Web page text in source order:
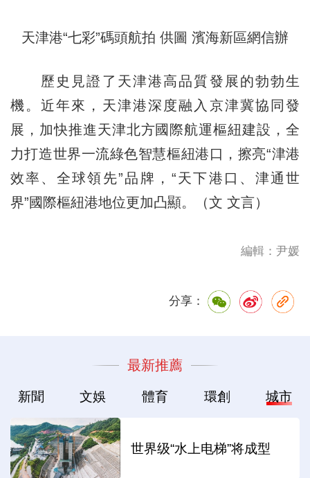
天津港“七彩”碼頭航拍 供圖 濱海新區網信辦
歷史見證了天津港高品質發展的勃勃生
機。近年來，天津港深度融入京津冀協同發
展，加快推進天津北方國際航運樞紐建設，全
力打造世界一流綠色智慧樞紐港口，擦亮“津港
效率、全球領先”品牌，“天下港口、津通世
界”國際樞紐港地位更加凸顯。（文 文言）
編輯：尹媛
分享：
最新推薦
新聞 文娛 體育 環創 城市
世界级“水上电梯”将成型